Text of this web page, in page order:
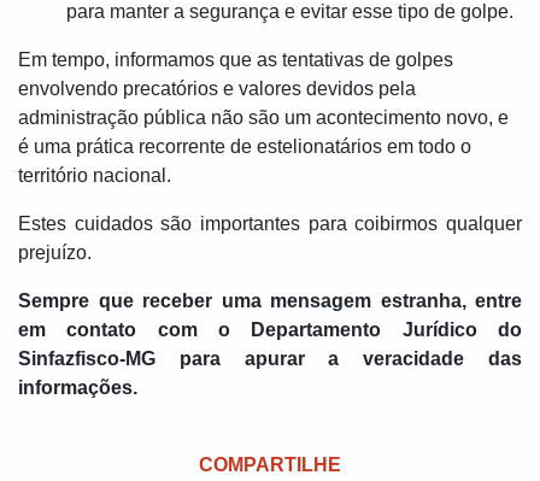
para manter a segurança e evitar esse tipo de golpe.
Em tempo, informamos que as tentativas de golpes
envolvendo precatórios e valores devidos pela
administração pública não são um acontecimento novo, e
é uma prática recorrente de estelionatários em todo o
território nacional.
Estes cuidados são importantes para coibirmos qualquer
prejuízo.
Sempre que receber uma mensagem estranha, entre
em contato com o Departamento Jurídico do
Sinfazfisco-MG para apurar a veracidade das
informações.
COMPARTILHE